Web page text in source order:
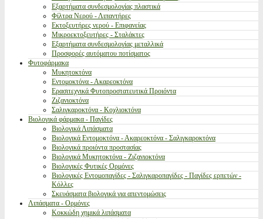
Εξαρτήματα συνδεσμολογίας πλαστικά
Φίλτρα Νερού - Λιπαντήρες
Εκτοξευτήρες νερού - Επιφανείας
Μικροεκτοξευτήρες - Σταλάκτες
Εξαρτήματα συνδεσμολογίας μεταλλικά
Προσφορές αυτόματου ποτίσματος
Φυτοφάρμακα
Μυκητοκτόνα
Εντομοκτόνα - Ακαρεοκτόνα
Ερασιτεχνικά Φυτοπροστατευτικά Προιόντα
Ζιζανιοκτόνα
Σαλιγκαροκτόνα - Κοχλιοκτόνα
Βιολογικά φάρμακα - Παγίδες
Βιολογικά Λιπάσματα
Βιολογικά Εντομοκτόνα - Ακαρεοκτόνα - Σαλιγκαροκτόνα
Βιολογικά προιόντα προστασίας
Βιολογικά Μυκητοκτόνα - Ζιζανιοκτόνα
Βιολογικές Φυτικές Ορμόνες
Βιολογικές Εντομοπαγίδες - Σαλιγκαροπαγίδες - Παγίδες ερπετών -
Κόλλες
Σκευάσματα βιολογικά για απεντομώσεις
Λιπάσματα - Ορμόνες
Κοκκώδη χημικά λιπάσματα